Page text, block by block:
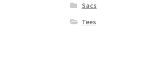
Sacs
Tees